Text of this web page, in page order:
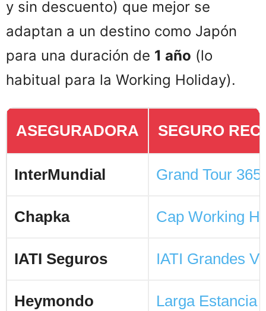
y sin descuento) que mejor se
adaptan a un destino como Japón
para una duración de 1 año (lo
habitual para la Working Holiday).
ASEGURADORA SEGURO
InterMundial Grand Tour 365
Chapka Cap Working
IATI Seguros IATI Grandes
Heymondo Larga Estancia